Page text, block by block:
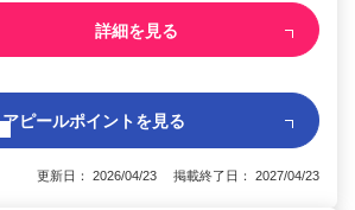
詳細を見る
アピールポイントを見る
更新日： 2026/04/23 掲載終了日： 2027/04/23